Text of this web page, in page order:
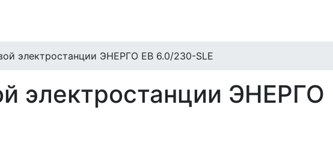
электростанции ЭНЕРГО EB 6.0/230-SLE
электростанции ЭНЕРГО